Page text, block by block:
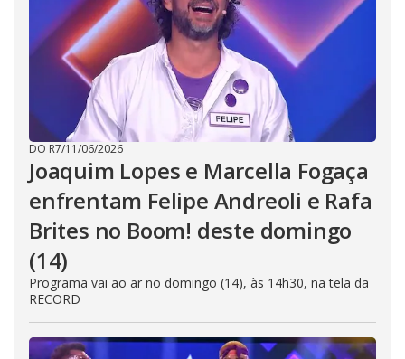
DO R7/11/06/2026
Joaquim Lopes e Marcella Fogaça
enfrentam Felipe Andreoli e Rafa
Brites no Boom! deste domingo
(14)
Programa vai ao ar no domingo (14), às 14h30, na tela da
RECORD